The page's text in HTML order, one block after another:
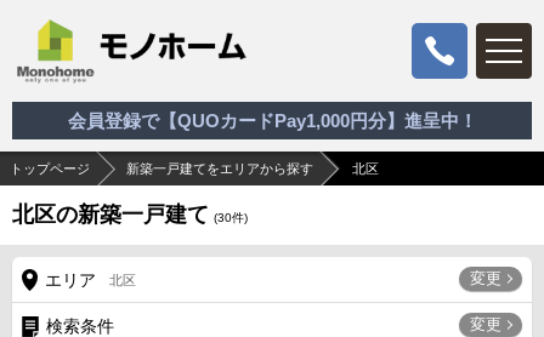
会員登録で【QUOカードPay1,000円分】進呈中！
トップページ 新築一戸建てをエリアから探す 北区
北区の新築一戸建て (30件)
エリア 北区 変更
検索条件 変更